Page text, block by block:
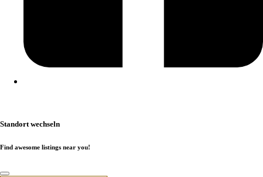
Standort wechseln
Find awesome listings near you!